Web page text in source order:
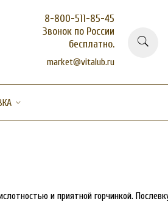
8-800-511-85-45
Звонок по России
бесплатно.
market@vitalub.ru
и приятной горчинкой.